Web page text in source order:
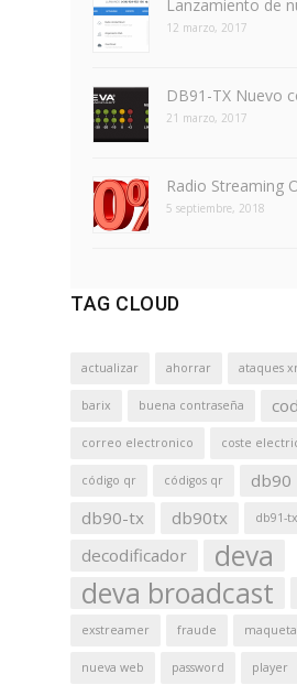
Lanzamiento de
12 marzo, 2017
DB91-TX Nuevo
21 marzo, 2017
Radio Streaming
5 septiembre, 2018
TAG CLOUD
actualizar ahorrar ataques
barix buena contraseña
correo electronico coste
código qr códigos qr db90
db90-tx db90tx db91-tx
decodificador
deva
deva broadcast
exstreamer fraude
nueva web password player